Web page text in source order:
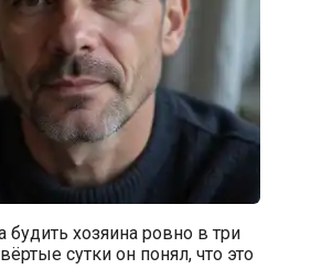
будить хозяина ровно в три
сутки он понял, что это